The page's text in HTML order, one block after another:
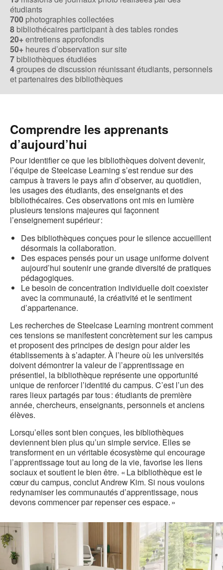
étudiants
700 photographies collectées
8 bibliothécaires participant à des tables rondes
20+entretiens approfondis
50+ heures d’observation sur site
7 bibliothèques étudiées
4groupes de discussion réunissant étudiants, personnels
et partenaires des bibliothèques
Comprendre les apprenants
d’aujourd’hui
Pour identifier ce que les bibliothèques doivent devenir,
l’équipe de Steelcase Learning s’est rendue sur des
campus à travers le pays afin d’observer, au quotidien,
les usages des étudiants, des enseignants et des
bibliothécaires. Ces observations ont mis en lumière
plusieurs tensions majeures qui façonnent
l’enseignement supérieur :
Des bibliothèques conçues pour le silence accueillent
désormais la collaboration.
Des espaces pensés pour un usage uniforme doivent
aujourd’hui soutenir une grande diversité de pratiques
pédagogiques.
Le besoin de concentration individuelle doit coexister
avec la communauté, la créativité et le sentiment
d’appartenance.
Les recherches de Steelcase Learning montrent comment
ces tensions se manifestent concrètement sur les campus
et proposent des principes de design pour aider les
établissements à s’adapter. À l’heure où les universités
doivent démontrer la valeur de l’apprentissage en
présentiel, la bibliothèque représente une opportunité
unique de renforcer l’identité du campus. C’est l’un des
rares lieux partagés par tous : étudiants de première
année, chercheurs, enseignants, personnels et anciens
élèves.
Lorsqu’elles sont bien conçues, les bibliothèques
deviennent bien plus qu’un simple service. Elles se
transforment en un véritable écosystème qui encourage
l’apprentissage tout au long de la vie, favorise les liens
sociaux et soutient le bien être. « La bibliothèque est le
cœur du campus, conclut Andrew Kim. Si nous voulons
redynamiser les communautés d’apprentissage, nous
devons commencer par repenser ces espace. »